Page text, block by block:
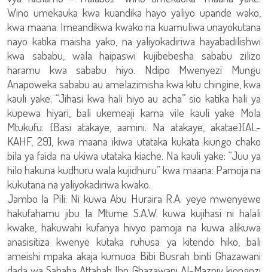
Wino umekauka kwa kuandika hayo yaliyo upande wako,
kwa maana: Imeandikwa kwako na kuamuliwa unayokutana
nayo katika maisha yako, na yaliyokadiriwa hayabadilishwi
kwa sababu, wala haipaswi kujibebesha sababu zilizo
haramu kwa sababu hiyo. Ndipo Mwenyezi Mungu
Anapoweka sababu au amelazimisha kwa kitu chingine, kwa
kauli yake: “Jihasi kwa hali hiyo au acha” sio katika hali ya
kupewa hiyari, bali ukemeaji kama vile kauli yake Mola
Mtukufu: {Basi atakaye, aamini. Na atakaye, akatae}[AL-
KAHF, 29], kwa maana ikiwa utataka kukata kiungo chako
bila ya faida na ukiwa utataka kiache. Na kauli yake: “Juu ya
hilo hakuna kudhuru wala kujidhuru” kwa maana: Pamoja na
kukutana na yaliyokadiriwa kwako.
Jambo la Pili: Ni kuwa Abu Huraira R.A. yeye mwenyewe
hakufahamu jibu la Mtume S.A.W. kuwa kujihasi ni halali
kwake, hakuwahi kufanya hivyo pamoja na kuwa alikuwa
anasisitiza kwenye kutaka ruhusa ya kitendo hiko, bali
ameishi mpaka akaja kumuoa Bibi Busrah binti Ghazawani